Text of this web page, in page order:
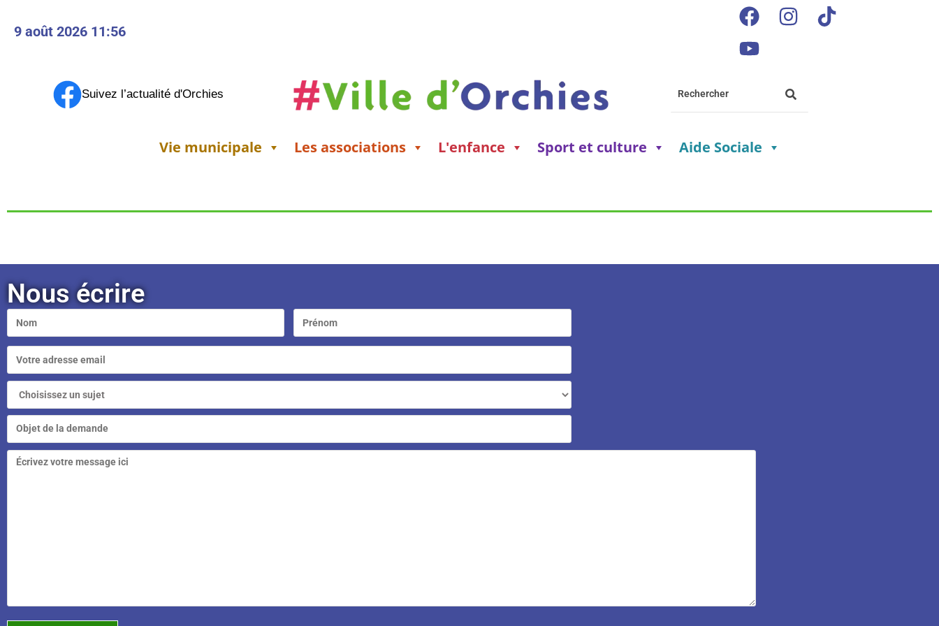
9 août 2026 11:56
Suivez l’actualité d'Orchies
Vie municipale Les associations L'enfance Sport et culture Aide Sociale
Nous écrire